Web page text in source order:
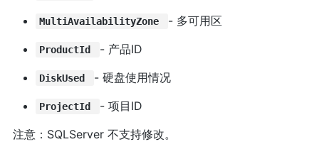
MultiAvailabilityZone - 多可用区
ProductId - 产品ID
DiskUsed - 硬盘使用情况
ProjectId
- 项目ID
注意：SQLServer 不支持修改。